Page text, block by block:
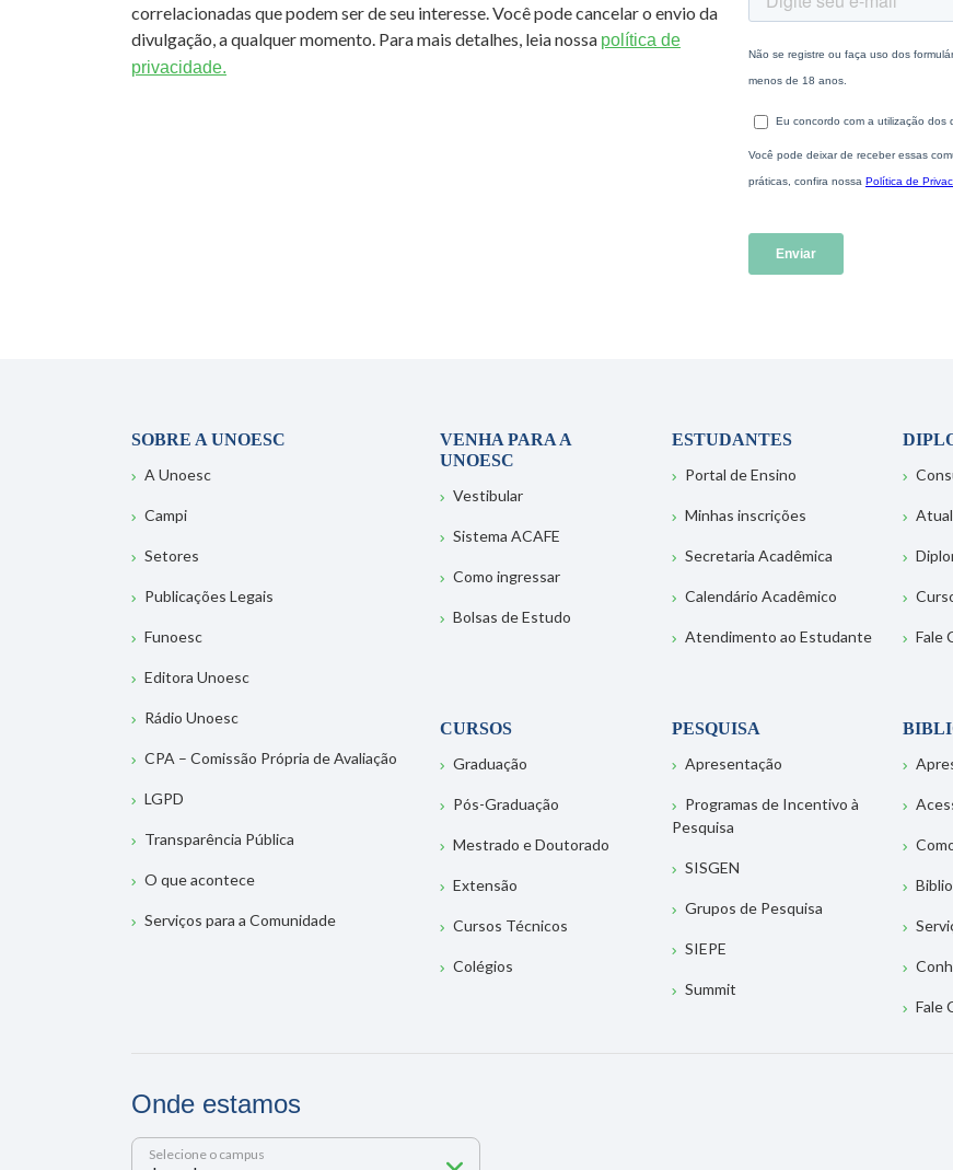
correlacionadas que podem ser de seu interesse. Você pode cancelar o envio da
divulgação, a qualquer momento. Para mais detalhes, leia nossa política de
privacidade.
SOBRE A UNOESC
A Unoesc
Campi
Setores
Publicações Legais
Funoesc
Editora Unoesc
Rádio Unoesc
CPA – Comissão Própria de Avaliação
LGPD
Transparência Pública
O que acontece
Serviços para a Comunidade
VENHA PARA A
UNOESC
Vestibular
Sistema ACAFE
Como ingressar
Bolsas de Estudo
ESTUDANTES
Portal de Ensino
Minhas inscrições
Secretaria Acadêmica
Calendário Acadêmico
Atendimento ao Estudante Fale
CURSOS
Graduação
Pós-Graduação
Mestrado e Doutorado
Extensão
Cursos Técnicos
Colégios
PESQUISA
Apresentação
Programas de Incentivo à
Pesquisa
SISGEN
Grupos de Pesquisa
SIEPE
Summit
Fale
Onde estamos
Selecione o campus